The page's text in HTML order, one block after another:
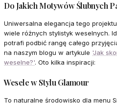
Do Jakich Motywów Ślubnych
Uniwersalna elegancja tego
wiele różnych stylistyk weselnych.
potrafi podbić rangę całego
na naszym blogu w artykule 'Jak
weselne?'. Oto kilka inspiracji:
Wesele w Stylu Glamour
To naturalne środowisko dla menu